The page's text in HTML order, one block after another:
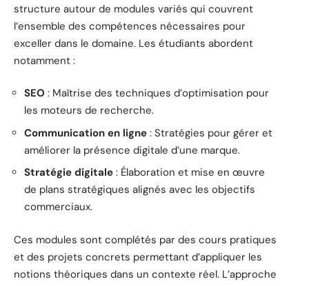
structure autour de modules variés qui couvrent
l’ensemble des compétences nécessaires pour
exceller dans le domaine. Les étudiants abordent
notamment :
SEO : Maîtrise des techniques d’optimisation pour
les moteurs de recherche.
Communication en ligne : Stratégies pour gérer et
améliorer la présence digitale d’une marque.
Stratégie digitale : Élaboration et mise en œuvre
de plans stratégiques alignés avec les objectifs
commerciaux.
Ces modules sont complétés par des cours pratiques
et des projets concrets permettant d’appliquer les
notions théoriques dans un contexte réel. L’approche